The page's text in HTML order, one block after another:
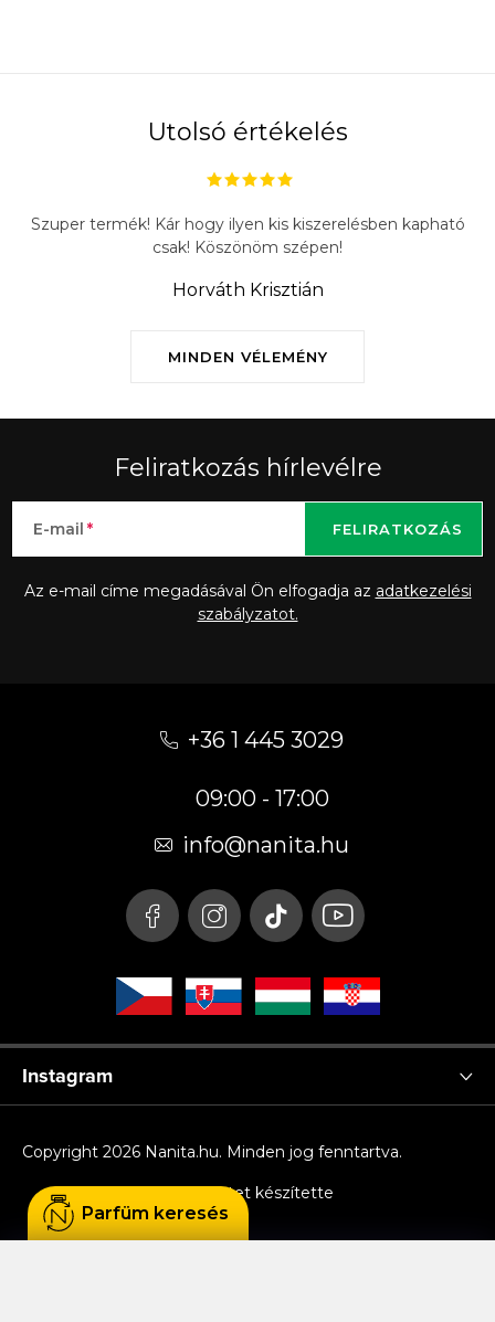
Utolsó értékelés
MINDEN VÉLEMÉNY
Szuper termék! Kár hogy ilyen kis kiszerelésben kapható
csak! Köszönöm szépen!
Horváth Krisztián
Feliratkozás hírlevélre
E-mail
Az e-mail címe megadásával Ön elfogadja az adatkezelési
szabályzatot.
FELIRATKOZÁS
+36 1 445 3029
09:00 - 17:00
info@nanita.hu
Instagram
Shoptet készítette
Copyright 2026 Nanita.hu. Minden jog fenntartva.
Parfüm keresés